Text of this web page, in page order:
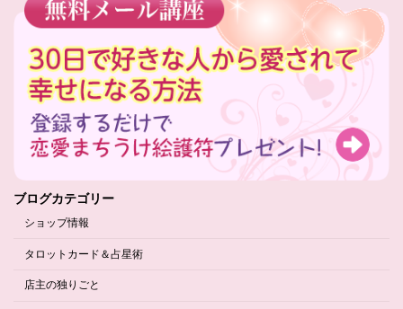
ブログカテゴリー
ショップ情報
タロットカード＆占星術
店主の独りごと